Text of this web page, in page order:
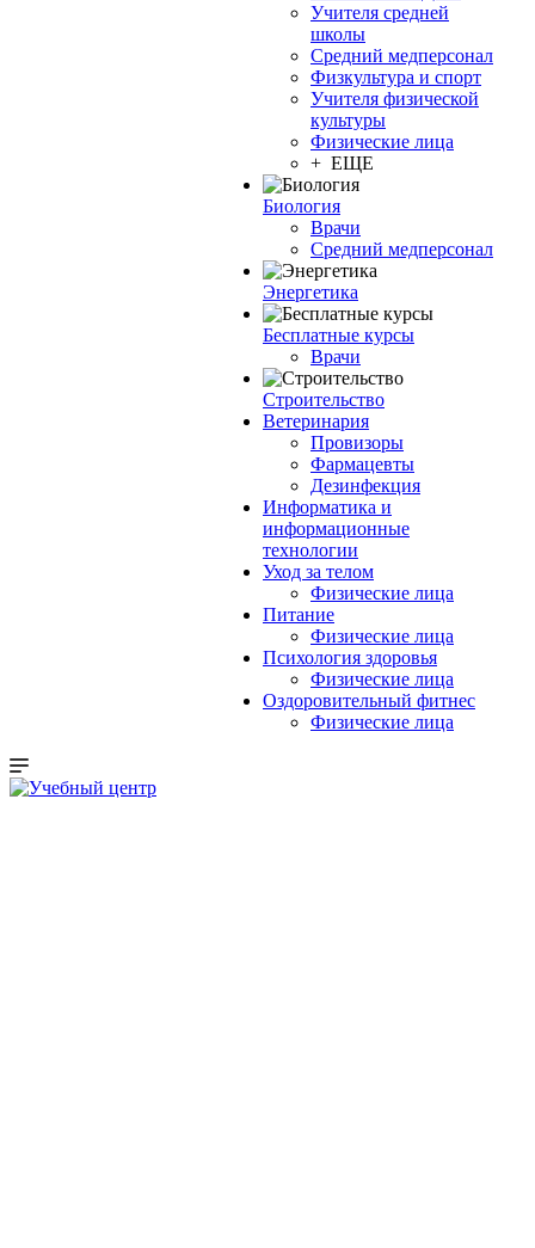
Учителя средней
школы
Средний медперсонал
Физкультура и спорт
Учителя физической
культуры
Физические лица
+ ЕЩЕ
Биология
Врачи
Средний медперсонал
Энергетика
Бесплатные курсы
Врачи
Строительство
Ветеринария
Провизоры
Фармацевты
Дезинфекция
Информатика и
информационные
технологии
Уход за телом
Физические лица
Питание
Физические лица
Психология здоровья
Физические лица
Оздоровительный фитнес
Физические лица